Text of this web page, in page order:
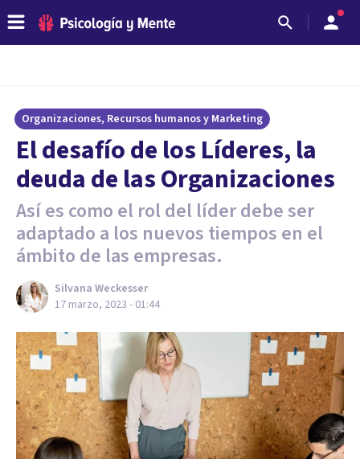
Organizaciones, Recursos humanos y Marketing
El desafío de los Líderes, la
deuda de las Organizaciones
Así es como el rol del líder debe ser
adaptado a los nuevos tiempos en el
ámbito de las empresas.
Silvana Weckesser
17 marzo, 2023 - 01:44